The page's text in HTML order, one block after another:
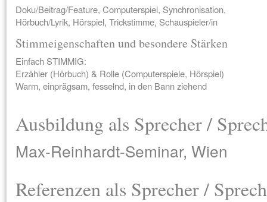
Doku/Beitrag/Feature, Computerspiel, Synchronisation,
Hörbuch/Lyrik, Hörspiel, Trickstimme, Schauspieler/in
Stimmeigenschaften und besondere Stärken
Einfach STIMMIG:
Erzähler (Hörbuch) & Rolle (Computerspiele, Hörspiel)
Warm, einprägsam, fesselnd, in den Bann ziehend
Ausbildung als Sprecher /
Max-Reinhardt-Seminar, Wien
Referenzen als Sprecher /